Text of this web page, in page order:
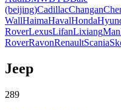
(beijing)CadillacChangan
WallHaimaHavalHonda
RoverLexusLifanLixiangMan
RoverRavonRenaultScania
Jeep
289